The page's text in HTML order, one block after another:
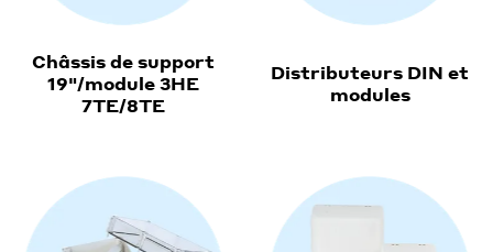
Châssis de support
19"/module 3HE
7TE/8TE
Distributeurs DIN et
modules